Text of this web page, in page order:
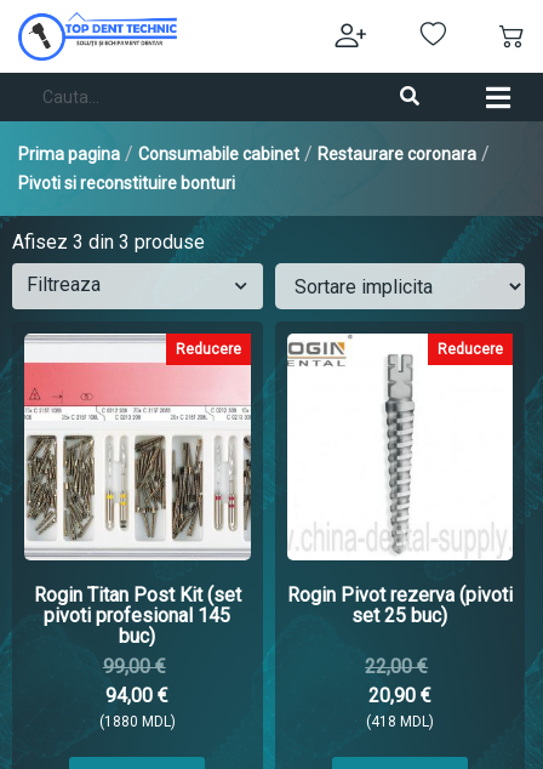
Prima pagina / Consumabile cabinet / Restaurare coronara /
Pivoti si reconstituire bonturi
Afisez 3 din 3 produse
Filtreaza
Reducere
Rogin Titan Post Kit (set
pivoti profesional 145
buc)
99,00 €
94,00 €
(1880 MDL)
Reducere
Rogin Pivot rezerva (pivoti
set 25 buc)
22,00 €
20,90 €
(418 MDL)